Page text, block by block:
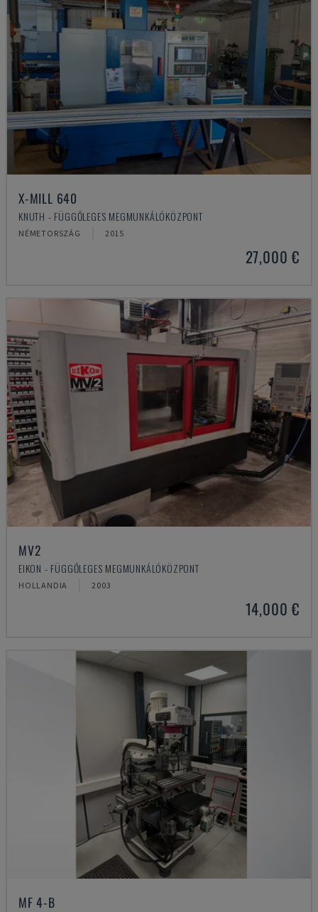
X-MILL 640
KNUTH - FÜGGŐLEGES MEGMUNKÁLÓKÖZPONT
NÉMETORSZÁG 2015
27,000 €
MV2
EIKON - FÜGGŐLEGES MEGMUNKÁLÓKÖZPONT
HOLLANDIA 2003
14,000 €
MF 4-B